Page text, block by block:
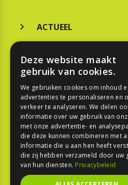
ACTUEEL
KOOPGIDS
TESTEN
SPORT
REPORTAGE
TOUREN
NIEUWSBRIEF
Deze website maakt
gebruik van cookies.
We gebruiken cookies om inhoud
advertenties te personaliseren en
verkeer te analyseren. We delen
informatie over uw gebruik van
met onze advertentie- en
die deze kunnen combineren met
informatie die u aan hen heeft
die zij hebben verzameld door uw
van hun diensten. Privacybeleid